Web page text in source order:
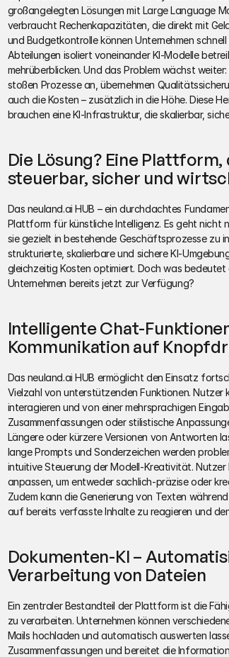
großangelegten Lösungen mit Large Language
verbraucht Rechenkapazitäten, die direkt mit
und Budgetkontrolle können Unternehmen
Abteilungen isoliert voneinander KI-Modelle
mehrüberblicken. Und das Problem wächst
stoßen Prozesse an, übernehmen
auch die Kosten – zusätzlich in die Höhe. Diese
brauchen eine KI-Infrastruktur, die skalierbar,
Die Lösung? Eine
steuerbar, sicher und
Das neuland.ai HUB – ein durchdachtes
Plattform für künstliche Intelligenz. Es geht nicht
sie gezielt in bestehende Geschäftsprozesse zu
strukturierte, skalierbare und sichere KI-
gleichzeitig Kosten optimiert. Doch was
Unternehmen bereits jetzt zur Verfügung?
Intelligente Chat-
Kommunikation auf
Das neuland.ai HUB ermöglicht den Einsatz
Vielzahl von unterstützenden Funktionen.
interagieren und von einer mehrsprachigen
Zusammenfassungen oder stilistische
Längere oder kürzere Versionen von Antworten
lange Prompts und Sonderzeichen werden
intuitive Steuerung der Modell-Kreativität.
anpassen, um entweder sachlich-präzise oder
Zudem kann die Generierung von Texten
auf bereits verfasste Inhalte zu reagieren und
Dokumenten-KI –
Verarbeitung von Dateien
Ein zentraler Bestandteil der Plattform ist die
zu verarbeiten. Unternehmen können
Mails hochladen und automatisch auswerten
Zusammenfassungen und bereitet die